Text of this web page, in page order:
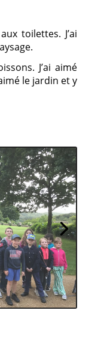
toilettes. J’ai
J’ai aimé
le jardin et y